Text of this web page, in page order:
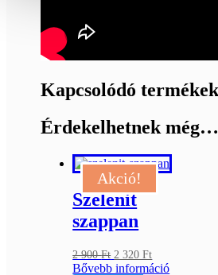
Kapcsolódó termékek
Érdekelhetnek még…
Akció!
Szelenit
szappan
2 900Ft Original
price
2 320FtCurrent
price
Bővebb információ